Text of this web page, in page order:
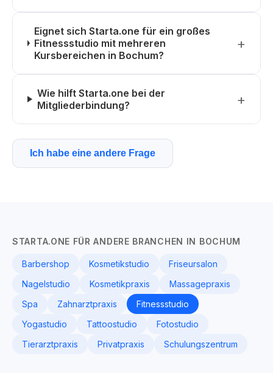
Eignet sich Starta.one für ein großes
Fitnessstudio mit mehreren
Kursbereichen in Bochum?
Wie hilft Starta.one bei der
Mitgliederbindung?
Ich habe eine andere Frage
STARTA.ONE FÜR ANDERE BRANCHEN IN BOCHUM
Barbershop Kosmetikstudio
Friseursalon
Nagelstudio
Kosmetikpraxis
Massagepraxis
Spa
Zahnarztpraxis
Fitnessstudio
Yogastudio
Tattoostudio
Fotostudio
Tierarztpraxis
Privatpraxis Schulungszentrum